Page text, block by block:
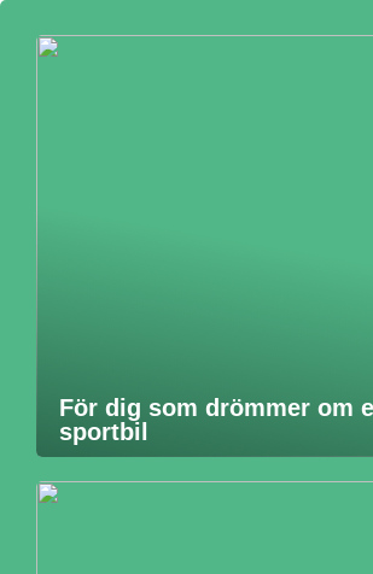
För dig som drömmer om
sportbil